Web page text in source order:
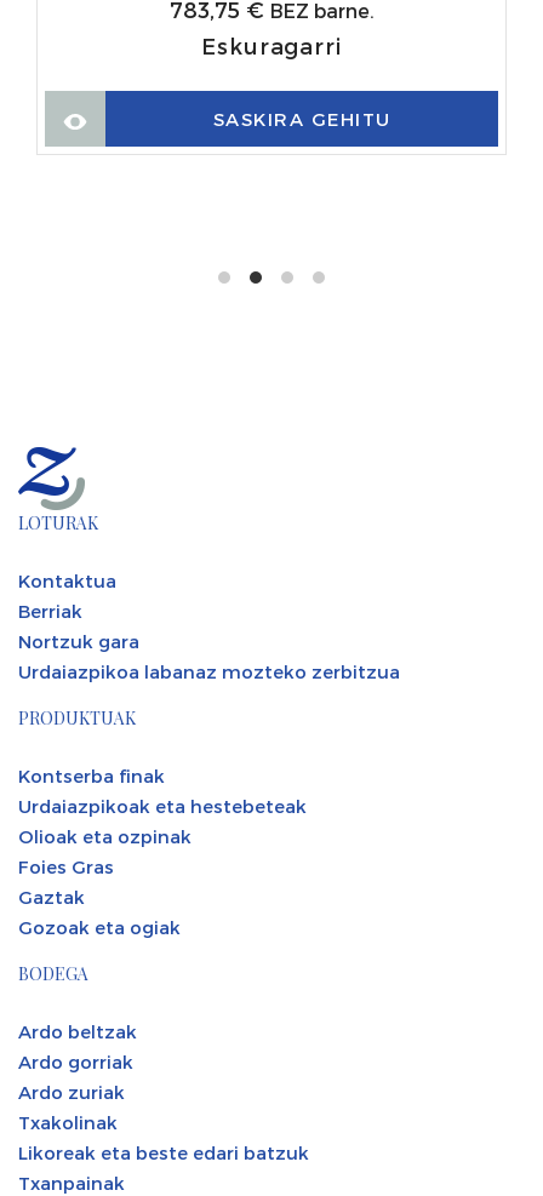
783,75 € BEZ barne.
Eskuragarri
SASKIRA GEHITU
LOTURAK
Kontaktua
Berriak
Nortzuk gara
Urdaiazpikoa labanaz mozteko zerbitzua
PRODUKTUAK
Kontserba finak
Urdaiazpikoak eta hestebeteak
Olioak eta ozpinak
Foies Gras
Gaztak
Gozoak eta ogiak
BODEGA
Ardo beltzak
Ardo gorriak
Ardo zuriak
Txakolinak
Likoreak eta beste edari batzuk
Txanpainak